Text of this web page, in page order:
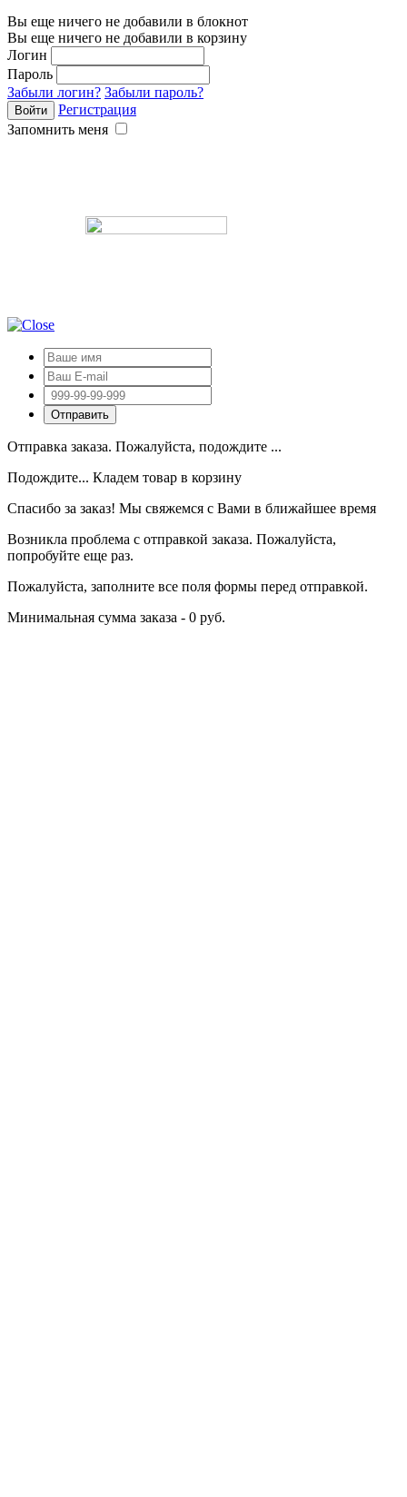
Вы еще ничего не добавили в блокнот
Вы еще ничего не добавили в корзину
Логин
Пароль
Забыли логин? Забыли пароль?
Регистрация
Запомнить меня
Отправка заказа. Пожалуйста, подождите ...
Подождите... Кладем товар в корзину
Спасибо за заказ! Мы свяжемся с Вами в ближайшее время
Возникла проблема с отправкой заказа. Пожалуйста,
попробуйте еще раз.
Пожалуйста, заполните все поля формы перед отправкой.
Минимальная сумма заказа - 0 руб.